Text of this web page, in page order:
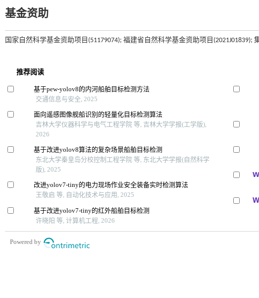
基金资助
国家自然科学基金资助项目(51179074); 福建省自然科学基金资助项目(2021J01839);